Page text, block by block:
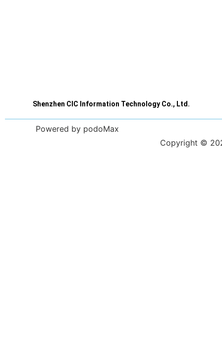
Shenzhen CIC Information Technology Co., Ltd.
Powered by podoMax
Copyright ©